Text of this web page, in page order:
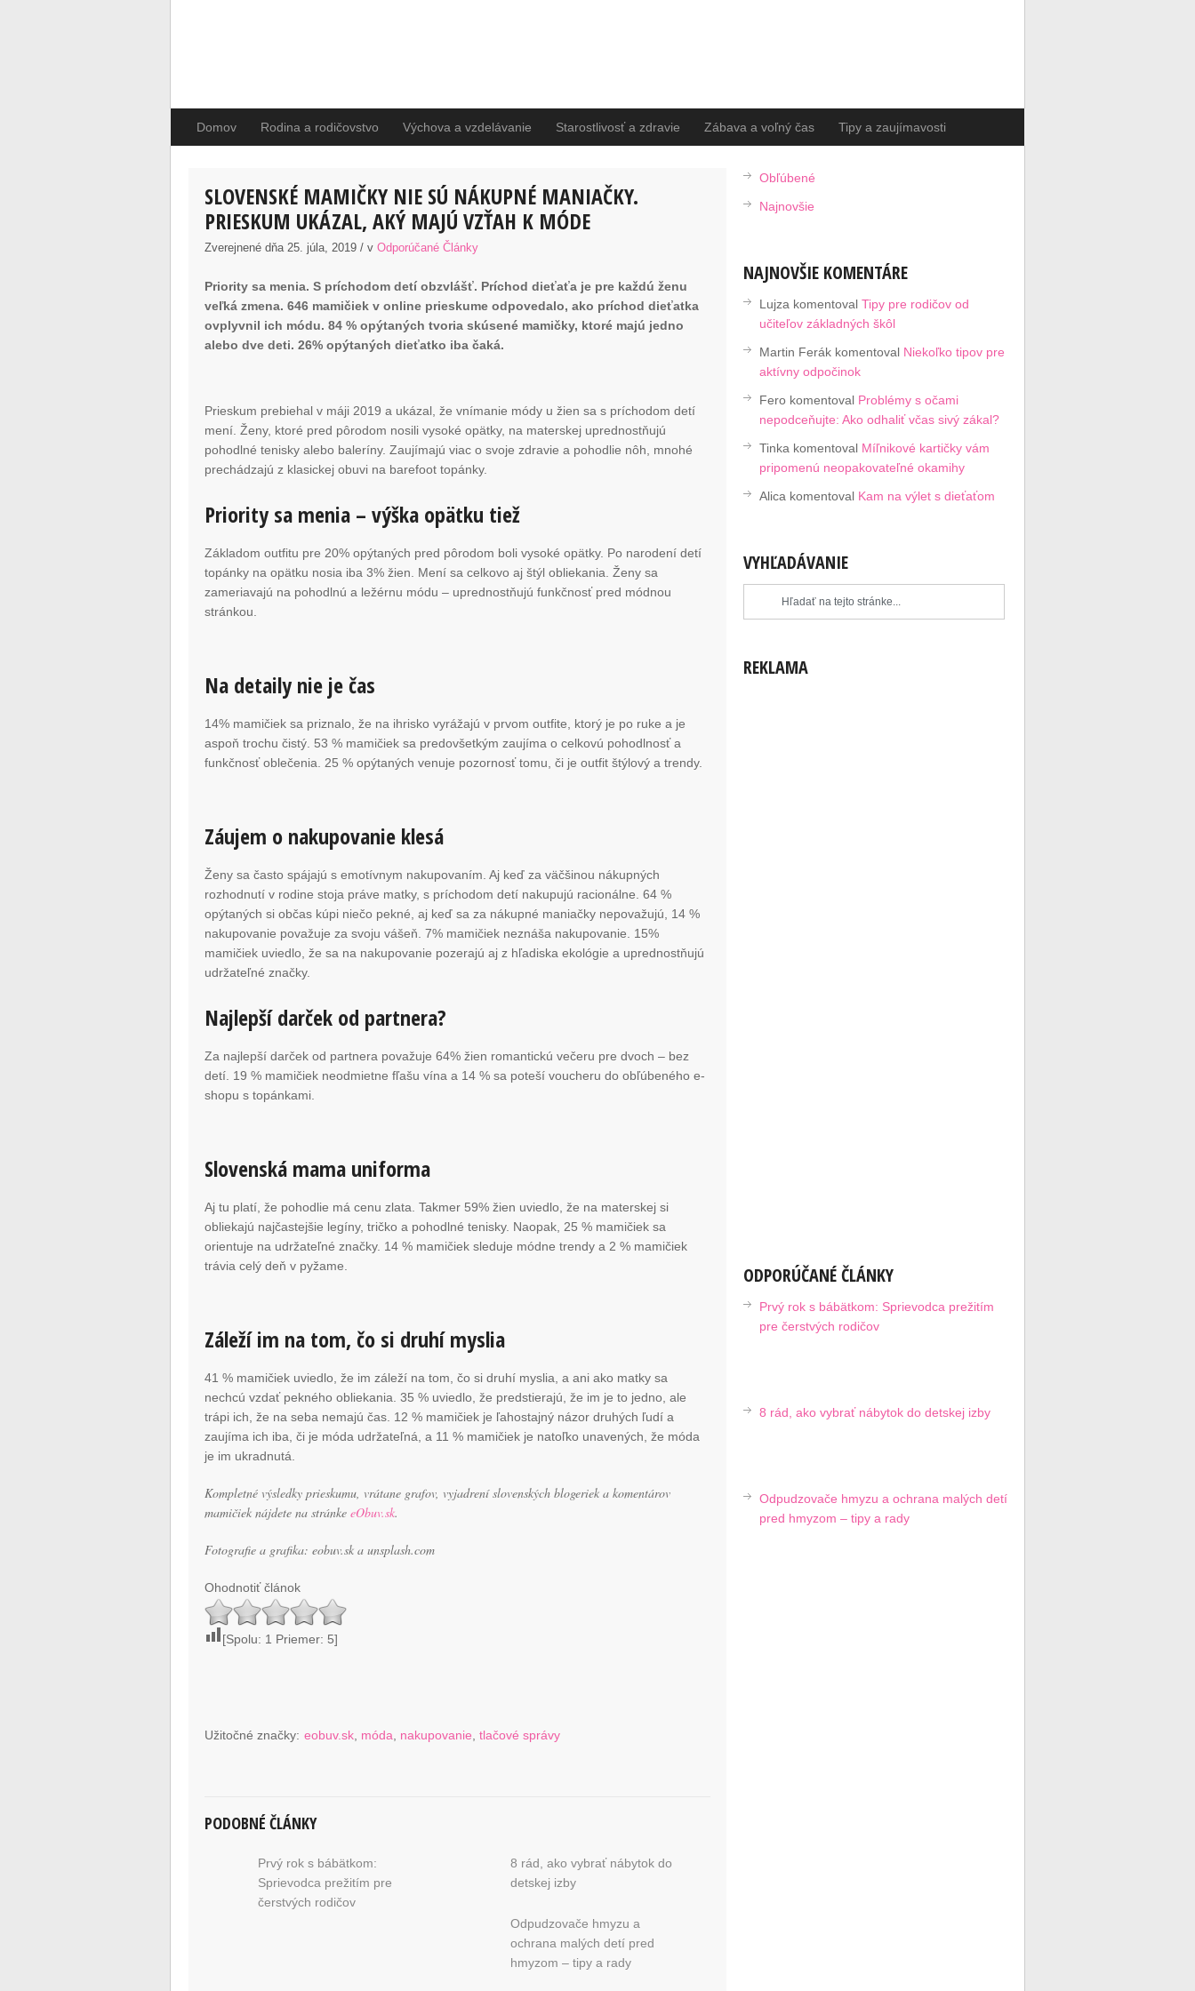
Domov Rodina a rodičovstvo Výchova a vzdelávanie Starostlivosť a zdravie Zábava a voľný čas Tipy a zaujímavosti
SLOVENSKÉ MAMIČKY NIE SÚ NÁKUPNÉ MANIAČKY.
PRIESKUM UKÁZAL, AKÝ MAJÚ VZŤAH K MÓDE
Zverejnené dňa 25. júla, 2019 / vOdporúčané Články
Priority sa menia. S príchodom detí obzvlášť. Príchod dieťaťa je pre každú ženu
veľká zmena. 646 mamičiek v online prieskume odpovedalo, ako príchod dieťatka
ovplyvnil ich módu. 84 % opýtaných tvoria skúsené mamičky, ktoré majú jedno
alebo dve deti. 26% opýtaných dieťatko iba čaká.
Prieskum prebiehal v máji 2019 a ukázal, že vnímanie módy u žien sa s príchodom detí
mení. Ženy, ktoré pred pôrodom nosili vysoké opätky, na materskej uprednostňujú
pohodlné tenisky alebo baleríny. Zaujímajú viac o svoje zdravie a pohodlie nôh, mnohé
prechádzajú z klasickej obuvi na barefoot topánky.
Priority sa menia – výška opätku tiež
Základom outfitu pre 20% opýtaných pred pôrodom boli vysoké opätky. Po narodení detí
topánky na opätku nosia iba 3% žien. Mení sa celkovo aj štýl obliekania. Ženy sa
zameriavajú na pohodlnú a ležérnu módu – uprednostňujú funkčnosť pred módnou
stránkou.
Na detaily nie je čas
14% mamičiek sa priznalo, že na ihrisko vyrážajú v prvom outfite, ktorý je po ruke a je
aspoň trochu čistý. 53 % mamičiek sa predovšetkým zaujíma o celkovú pohodlnosť a
funkčnosť oblečenia. 25 % opýtaných venuje pozornosť tomu, či je outfit štýlový a trendy.
Záujem o nakupovanie klesá
Ženy sa často spájajú s emotívnym nakupovaním. Aj keď za väčšinou nákupných
rozhodnutí v rodine stoja práve matky, s príchodom detí nakupujú racionálne. 64 %
opýtaných si občas kúpi niečo pekné, aj keď sa za nákupné maniačky nepovažujú, 14 %
nakupovanie považuje za svoju vášeň. 7% mamičiek neznáša nakupovanie. 15%
mamičiek uviedlo, že sa na nakupovanie pozerajú aj z hľadiska ekológie a uprednostňujú
udržateľné značky.
Najlepší darček od partnera?
Za najlepší darček od partnera považuje 64% žien romantickú večeru pre dvoch – bez
detí. 19 % mamičiek neodmietne fľašu vína a 14 % sa poteší voucheru do obľúbeného e-
shopu s topánkami.
Slovenská mama uniforma
Aj tu platí, že pohodlie má cenu zlata. Takmer 59% žien uviedlo, že na materskej si
obliekajú najčastejšie legíny, tričko a pohodlné tenisky. Naopak, 25 % mamičiek sa
orientuje na udržateľné značky. 14 % mamičiek sleduje módne trendy a 2 % mamičiek
trávia celý deň v pyžame.
Záleží im na tom, čo si druhí myslia
41 % mamičiek uviedlo, že im záleží na tom, čo si druhí myslia, a ani ako matky sa
nechcú vzdať pekného obliekania. 35 % uviedlo, že predstierajú, že im je to jedno, ale
trápi ich, že na seba nemajú čas. 12 % mamičiek je ľahostajný názor druhých ľudí a
zaujíma ich iba, či je móda udržateľná, a 11 % mamičiek je natoľko unavených, že móda
je im ukradnutá.
Kompletné výsledky prieskumu, vrátane grafov, vyjadrení slovenských blogeriek a komentárov
mamičiek nájdete na stránkeeObuv.sk.
Fotografie a grafika: eobuv.sk a unsplash.com
Ohodnotiť článok
[Spolu: 1 Priemer: 5]
Užitočné značky: eobuv.sk móda nakupovanie ,tlačové správy
PODOBNÉ ČLÁNKY
Prvý rok s bábätkom:
Sprievodca prežitím pre
čerstvých rodičov
8 rád, ako vybrať nábytok do
detskej izby
Odpudzovače hmyzu a
ochrana malých detí pred
hmyzom – tipy a rady
Obľúbené
Najnovšie
NAJNOVŠIE KOMENTÁRE
Lujza komentoval Tipy pre rodičov od
učiteľov základných škôl
Martin Ferák komentoval Niekoľko tipov pre
aktívny odpočinok
Fero komentoval Problémy s očami
nepodceňujte: Ako odhaliť včas sivý zákal?
Tinka komentoval Míľnikové kartičky vám
pripomenú neopakovateľné okamihy
Alica komentoval Kam na výlet s dieťaťom
VYHĽADÁVANIE
REKLAMA
ODPORÚČANÉ ČLÁNKY
Prvý rok s bábätkom: Sprievodca prežitím
pre čerstvých rodičov
8 rád, ako vybrať nábytok do detskej izby
Odpudzovače hmyzu a ochrana malých detí
pred hmyzom – tipy a rady